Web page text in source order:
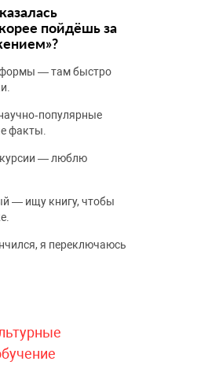
пойдёшь за
— там быстро
факты.
— люблю
— ищу книгу, чтобы
я переключаюсь